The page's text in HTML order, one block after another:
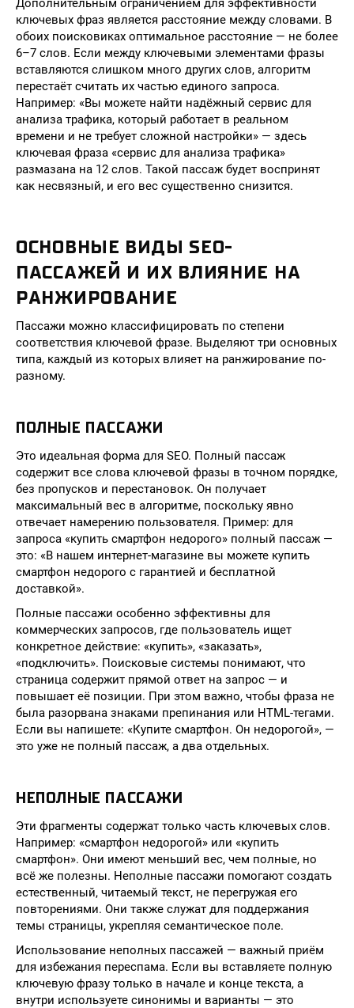
Дополнительным ограничением для эффективности
ключевых фраз является расстояние между словами. В
обоих поисковиках оптимальное расстояние — не более
6–7 слов. Если между ключевыми элементами фразы
вставляются слишком много других слов, алгоритм
перестаёт считать их частью единого запроса.
Например: «Вы можете найти надёжный сервис для
анализа трафика, который работает в реальном
времени и не требует сложной настройки» — здесь
ключевая фраза «сервис для анализа трафика»
размазана на 12 слов. Такой пассаж будет воспринят
как несвязный, и его вес существенно снизится.
ОСНОВНЫЕ ВИДЫ SEO-
ПАССАЖЕЙ И ИХ ВЛИЯНИЕ НА
РАНЖИРОВАНИЕ
Пассажи можно классифицировать по степени
соответствия ключевой фразе. Выделяют три основных
типа, каждый из которых влияет на ранжирование по-
разному.
ПОЛНЫЕ ПАССАЖИ
Это идеальная форма для SEO. Полный пассаж
содержит все слова ключевой фразы в точном порядке,
без пропусков и перестановок. Он получает
максимальный вес в алгоритме, поскольку явно
отвечает намерению пользователя. Пример: для
запроса «купить смартфон недорого» полный пассаж —
это: «В нашем интернет-магазине вы можете купить
смартфон недорого с гарантией и бесплатной
доставкой».
Полные пассажи особенно эффективны для
коммерческих запросов, где пользователь ищет
конкретное действие: «купить», «заказать»,
«подключить». Поисковые системы понимают, что
страница содержит прямой ответ на запрос — и
повышает её позиции. При этом важно, чтобы фраза не
была разорвана знаками препинания или HTML-тегами.
Если вы напишете: «Купите смартфон. Он недорогой», —
это уже не полный пассаж, а два отдельных.
НЕПОЛНЫЕ ПАССАЖИ
Эти фрагменты содержат только часть ключевых слов.
Например: «смартфон недорогой» или «купить
смартфон». Они имеют меньший вес, чем полные, но
всё же полезны. Неполные пассажи помогают создать
естественный, читаемый текст, не перегружая его
повторениями. Они также служат для поддержания
темы страницы, укрепляя семантическое поле.
Использование неполных пассажей — важный приём
для избежания переспама. Если вы вставляете полную
ключевую фразу только в начале и конце текста, а
внутри используете синонимы и варианты — это